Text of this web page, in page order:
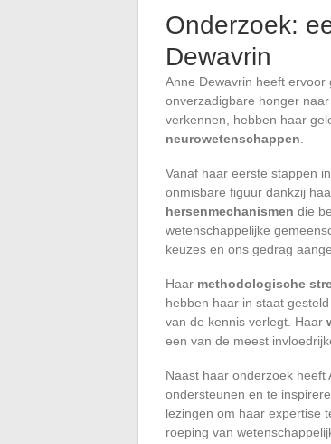
Onderzoek:
Dewavrin
Anne Dewavrin heeft
onverzadigbare honger
verkennen, hebben haar
neurowetenschappen
Vanaf haar eerste stappen
onmisbare figuur dankzij
hersenmechanismen die
wetenschappelijke
keuzes en ons gedrag
Haar methodologische
hebben haar in staat
van de kennis verlegt. Haar
een van de meest
Naast haar onderzoek
ondersteunen en te
lezingen om haar expertise
roeping van